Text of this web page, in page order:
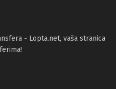
- Lopta.net, vaša stranica